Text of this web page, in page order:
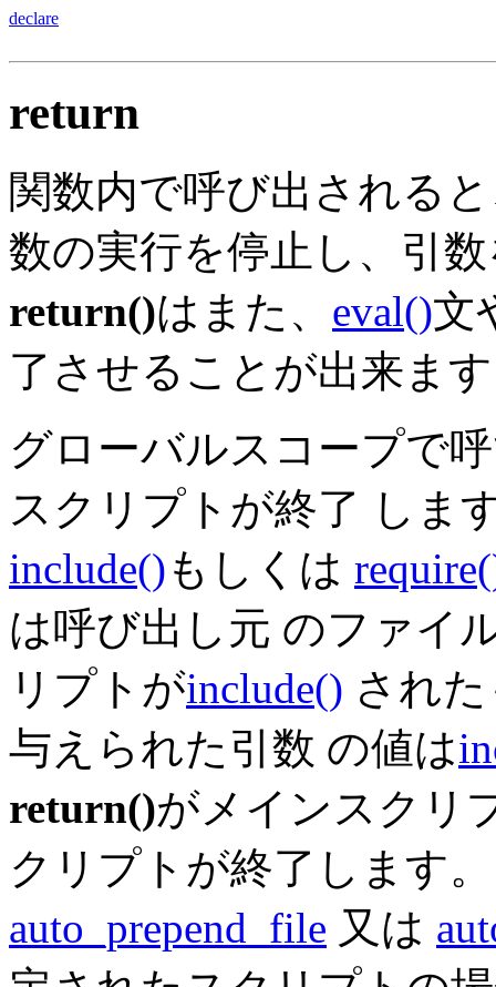
declare
return
関数内で呼び出される
数の実行を停止し、引
return()はまた、 eval()文
了させることが出来ま
グローバルスコープで
スクリプトが終了 しま
include()もしくは
は呼び出し元 のファイ
リプトがinclude() され
与えられた引数 の値は
return()がメインスクリ
クリプトが終了します
auto_prepend_file 又は